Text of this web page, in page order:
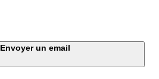
Envoyer un email